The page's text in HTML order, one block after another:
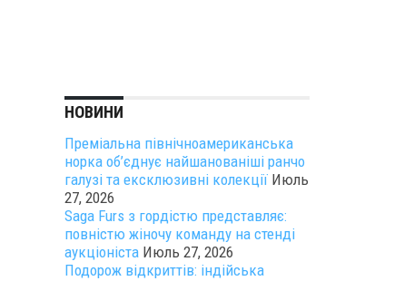
НОВИНИ
Преміальна північноамериканська
норка об’єднує найшанованіші ранчо
галузі та ексклюзивні колекції Июль
27, 2026
Saga Furs з гордістю представляє:
повністю жіночу команду на стенді
аукціоніста Июль 27, 2026
Подорож відкриттів: індійська